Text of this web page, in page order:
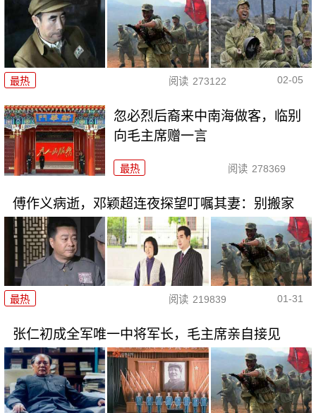
最热 阅读 273122 02-05
忽必烈后裔来中南海做客，临别
向毛主席赠一言
最热 阅读 278369
傅作义病逝，邓颖超连夜探望叮嘱其妻：别搬家
最热 阅读 219839 01-31
张仁初成全军唯一中将军长，毛主席亲自接见